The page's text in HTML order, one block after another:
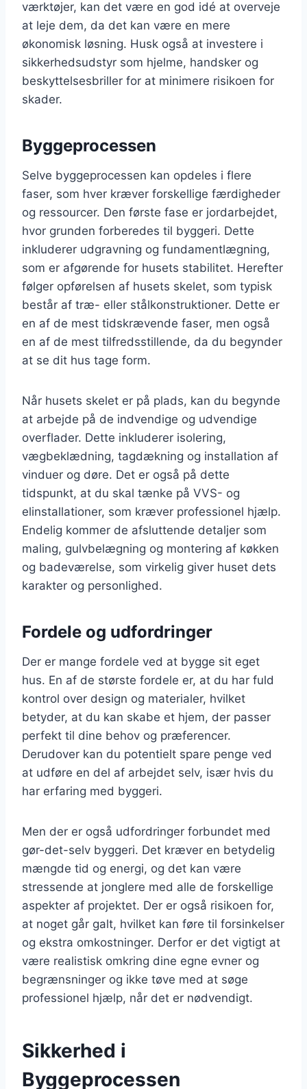
værktøjer, kan det være en god idé at overveje
at leje dem, da det kan være en mere
økonomisk løsning. Husk også at investere i
sikkerhedsudstyr som hjelme, handsker og
beskyttelsesbriller for at minimere risikoen for
skader.
Byggeprocessen
Selve byggeprocessen kan opdeles i flere
faser, som hver kræver forskellige færdigheder
og ressourcer. Den første fase er jordarbejdet,
hvor grunden forberedes til byggeri. Dette
inkluderer udgravning og fundamentlægning,
som er afgørende for husets stabilitet. Herefter
følger opførelsen af husets skelet, som typisk
består af træ- eller stålkonstruktioner. Dette er
en af de mest tidskrævende faser, men også
en af de mest tilfredsstillende, da du begynder
at se dit hus tage form.
Når husets skelet er på plads, kan du begynde
at arbejde på de indvendige og udvendige
overflader. Dette inkluderer isolering,
vægbeklædning, tagdækning og installation af
vinduer og døre. Det er også på dette
tidspunkt, at du skal tænke på VVS- og
elinstallationer, som kræver professionel hjælp.
Endelig kommer de afsluttende detaljer som
maling, gulvbelægning og montering af køkken
og badeværelse, som virkelig giver huset dets
karakter og personlighed.
Fordele og udfordringer
Der er mange fordele ved at bygge sit eget
hus. En af de største fordele er, at du har fuld
kontrol over design og materialer, hvilket
betyder, at du kan skabe et hjem, der passer
perfekt til dine behov og præferencer.
Derudover kan du potentielt spare penge ved
at udføre en del af arbejdet selv, især hvis du
har erfaring med byggeri.
Men der er også udfordringer forbundet med
gør-det-selv byggeri. Det kræver en betydelig
mængde tid og energi, og det kan være
stressende at jonglere med alle de forskellige
aspekter af projektet. Der er også risikoen for,
at noget går galt, hvilket kan føre til forsinkelser
og ekstra omkostninger. Derfor er det vigtigt at
være realistisk omkring dine egne evner og
begrænsninger og ikke tøve med at søge
professionel hjælp, når det er nødvendigt.
Sikkerhed i
Byggeprocessen